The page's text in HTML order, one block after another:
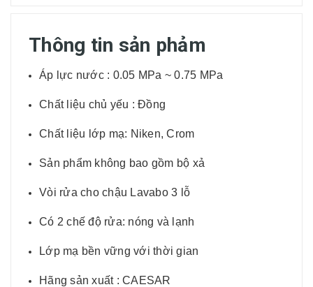
Thông tin sản phảm
Áp lực nước : 0.05 MPa ~ 0.75 MPa
Chất liệu chủ yếu : Đồng
Chất liệu lớp mạ: Niken, Crom
Sản phẩm không bao gồm bộ xả
Vòi rửa cho chậu Lavabo 3 lỗ
Có 2 chế độ rửa: nóng và lạnh
Lớp mạ bền vững với thời gian
Hãng sản xuất : CAESAR